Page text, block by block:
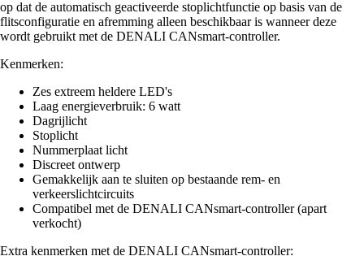
op dat de automatisch geactiveerde stoplichtfunctie op basis van de
flitsconfiguratie en afremming alleen beschikbaar is wanneer deze
wordt gebruikt met de DENALI CANsmart-controller.
Kenmerken:
Zes extreem heldere LED's
Laag energieverbruik: 6 watt
Dagrijlicht
Stoplicht
Nummerplaat licht
Discreet ontwerp
Gemakkelijk aan te sluiten op bestaande rem- en
verkeerslichtcircuits
Compatibel met de DENALI CANsmart-controller (apart
verkocht)
Extra kenmerken met de DENALI CANsmart-controller: